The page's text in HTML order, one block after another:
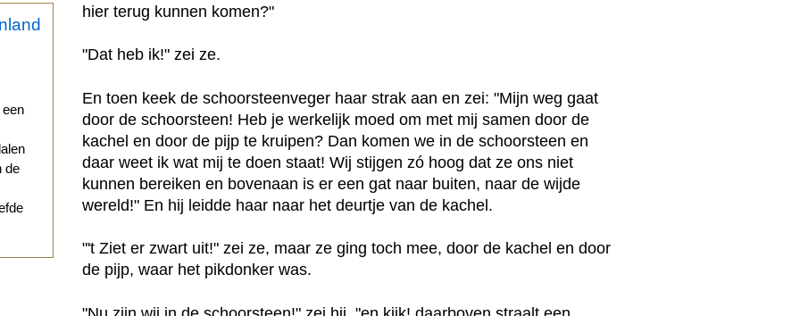
de
hier terug kunnen komen?"
"Dat heb ik!" zei ze.
En toen keek de schoorsteenveger haar strak aan en zei: "Mijn weg gaat
door de schoorsteen! Heb je werkelijk moed om met mij samen door de
kachel en door de pijp te kruipen? Dan komen we in de schoorsteen en
daar weet ik wat mij te doen staat! Wij stijgen zó hoog dat ze ons niet
kunnen bereiken en bovenaan is er een gat naar buiten, naar de wijde
wereld!" En hij leidde haar naar het deurtje van de kachel.
"'t Ziet er zwart uit!" zei ze, maar ze ging toch mee, door de kachel en door
de pijp, waar het pikdonker was.